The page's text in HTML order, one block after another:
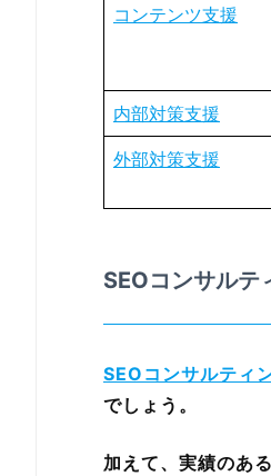
コンテンツ支援
内部対策支援
外部対策支援
SEOコンサルテ
SEOコンサルティ
でしょう。
加えて、実績のあ